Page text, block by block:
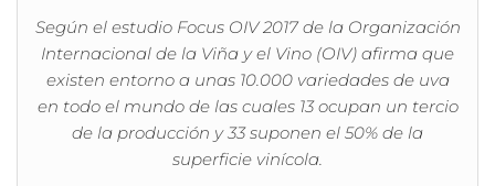
Según el estudio Focus OIV 2017 de la Organización
Internacional de la Viña y el Vino (OIV) afirma que
existen entorno a unas 10.000 variedades de uva
en todo el mundo de las cuales 13 ocupan un tercio
de la producción y 33 suponen el 50% de la
superficie vinícola.